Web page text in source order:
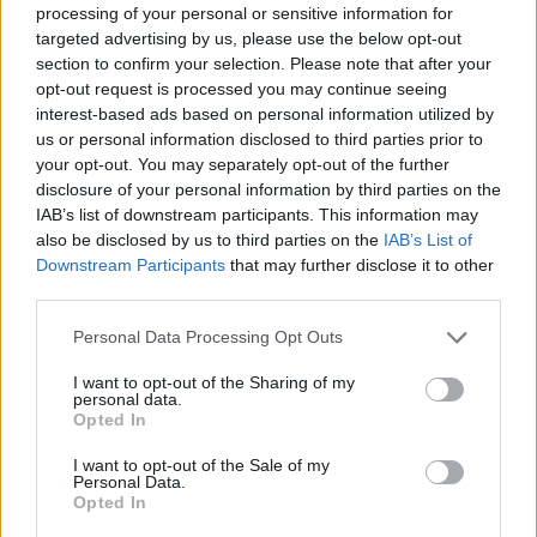
processing of your personal or sensitive information for
targeted advertising by us, please use the below opt-out
section to confirm your selection. Please note that after your
opt-out request is processed you may continue seeing
interest-based ads based on personal information utilized by
us or personal information disclosed to third parties prior to
your opt-out. You may separately opt-out of the further
disclosure of your personal information by third parties on the
IAB’s list of downstream participants. This information may
also be disclosed by us to third parties on the IAB’s List of
Downstream Participants that may further disclose it to other
Please note that this website/app uses one or more Google
not limited to your visit or usage behaviour. You may click to
grant or deny consent to Google and its third-party tags to
use your data for below specified purposes in below Google
consent section.
Personal Data Processing Opt Outs
I want to opt-out of the Sharing of my
personal data.
Opted In
I want to opt-out of the Sale of my
Personal Data.
Opted In
Cipes egy bejegyzésben megerősítette, hogy a stúdió
idén Valentin-napon bocsátotta el, közvetlenül
diagnózisa közzététele után.
"Számomra ez olyan, mintha meghaltam volna, és
csak a rajongók kelthetnek újra életre"
- fogalmazott a színész. Newsome a történtek nyomán
petíciót indít, hogy Cipes visszakapja ikonikus szerepét a
A színész 2003 óta kölcsönözte hangját a karakternek:
az eredeti Teen Titans szériában és a 2013-ban indult
Tini titánok, harcra fel! mind a kilenc évadában ő
szólaltatta meg Alakváltót, illetve más karaktereket is.